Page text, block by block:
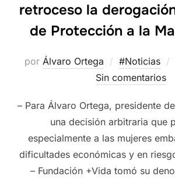
retroceso la
de Protección a la
por Álvaro Ortega #Noticias
Sin comentarios
– Para Álvaro Ortega, presidente
una decisión arbitraria que
especialmente a las mujeres
dificultades económicas y en
– Fundación +Vida tomó su